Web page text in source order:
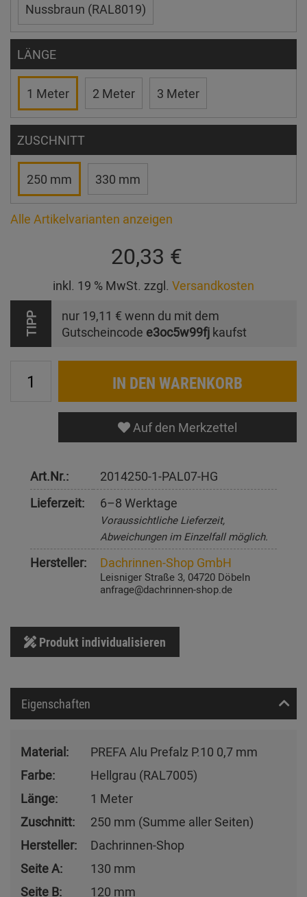
Nussbraun (RAL8019)
LÄNGE
1 Meter 2 Meter 3 Meter
ZUSCHNITT
250 mm 330 mm
Alle Artikelvarianten anzeigen
20,33 €
inkl. 19 % MwSt. zzgl. Versandkosten
TIPP nur 19,11 € wenn du mit dem
Gutscheincode e3oc5w99fj kaufst
IN DEN WARENKORB
Auf den Merkzettel
Art.Nr.:
2014250-1-PAL07-HG
Lieferzeit:
6–8 Werktage
Voraussichtliche Lieferzeit,
Abweichungen im Einzelfall möglich.
Hersteller: Dachrinnen-Shop GmbH
Leisniger Straße 3, 04720 Döbeln
anfrage@dachrinnen-shop.de
Produkt individualisieren
Eigenschaften
Material:
PREFA Alu Prefalz P.10 0,7 mm
Farbe:
Hellgrau (RAL7005)
Länge:
1 Meter
Zuschnitt:
250 mm (Summe aller Seiten)
Hersteller:
Dachrinnen-Shop
Seite A:
130 mm
Seite B:
120 mm